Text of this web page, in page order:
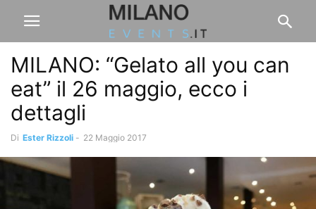
MILANO: “Gelato all you can
eat” il 26 maggio, ecco i
dettagli
Di Ester Rizzoli - 22 Maggio 2017